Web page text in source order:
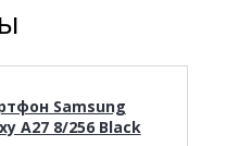
Samsung
A27 8/256 Black